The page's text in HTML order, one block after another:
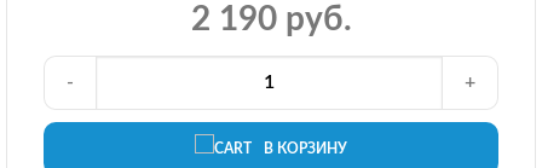
2 190 руб.
В КОРЗИНУ
- +